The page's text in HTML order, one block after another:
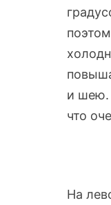
и шею.
что
На